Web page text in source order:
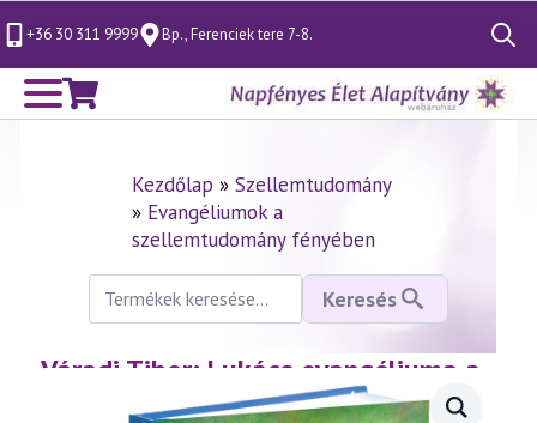
+36 30 311 9999 Bp., Ferenciek tere 7-8.
Search
for:
Kezdőlap » Szellemtudomány
» Evangéliumok a
szellemtudomány fényében
Keresés
következőre:
Keresés
Váradi Tibor: Lukács evangéliuma a
szellemtudomány fényében (könyv)